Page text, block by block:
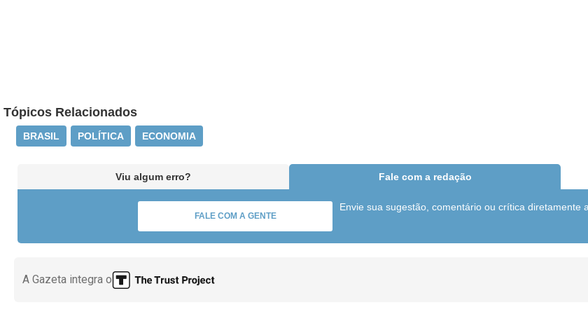
Tópicos Relacionados
BRASIL POLÍTICA ECONOMIA
Viu algum erro? Fale com a redação
FALE COM A GENTE
Envie sua sugestão, comentário ou crítica diretamente
A Gazeta integra o